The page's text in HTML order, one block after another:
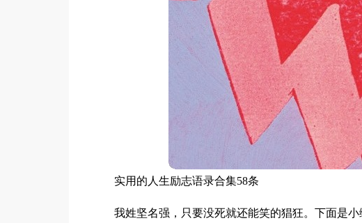
实用的人生励志语录合集58条
我姓坚名强，只要没死就还能笑的猖狂。下面是